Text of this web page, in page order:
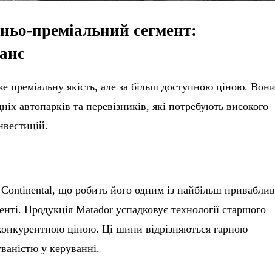
преміальний сегмент:
преміальну якість, але за більш доступною ціною. Вони
автопарків та перевізників, які потребують високого
що робить його одним із найбільш
Продукція Matador успадковує технології старшого
ціною. Ці шини відрізняються гарною
у керуванні.